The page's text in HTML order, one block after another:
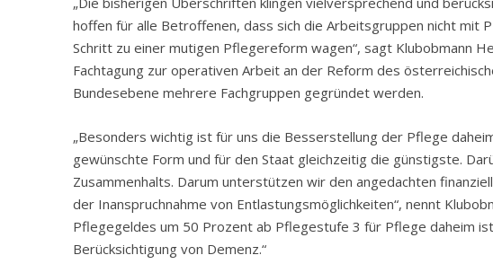
hoffen für alle Betroffenen, dass sich die Arbeitsgruppen nicht mit
Schritt zu einer mutigen Pflegereform wagen“, sagt Klubobmann
Fachtagung zur operativen Arbeit an der Reform des
Bundesebene mehrere Fachgruppen gegründet werden.
„Besonders wichtig ist für uns die Besserstellung der Pflege
gewünschte Form und für den Staat gleichzeitig die günstigste.
Zusammenhalts. Darum unterstützen wir den angedachten
der Inanspruchnahme von Entlastungsmöglichkeiten“, nennt
Pflegegeldes um 50 Prozent ab Pflegestufe 3 für Pflege daheim
Berücksichtigung von Demenz.“